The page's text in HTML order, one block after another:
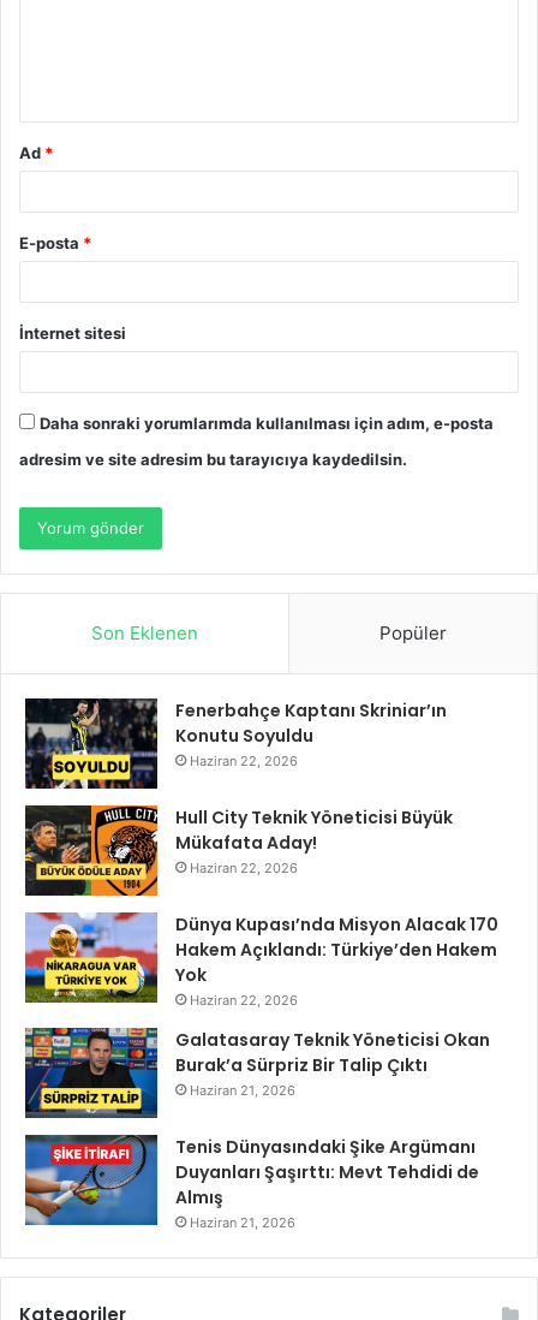
Ad *
E-posta *
İnternet sitesi
Daha sonraki yorumlarımda kullanılması için adım, e-posta
adresim ve site adresim bu tarayıcıya kaydedilsin.
Son Eklenen Popüler
Fenerbahçe Kaptanı Skriniar’ın
Konutu Soyuldu
Haziran 22, 2026
Hull City Teknik Yöneticisi Büyük
Mükafata Aday!
Haziran 22, 2026
Dünya Kupası’nda Misyon Alacak 170
Hakem Açıklandı: Türkiye’den Hakem
Yok
Haziran 22, 2026
Galatasaray Teknik Yöneticisi Okan
Burak’a Sürpriz Bir Talip Çıktı
Haziran 21, 2026
Tenis Dünyasındaki Şike Argümanı
Duyanları Şaşırttı: Mevt Tehdidi de
Almış
Haziran 21, 2026
Kategoriler